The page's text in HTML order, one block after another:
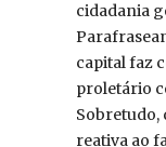
cidadania
capital faz
proletário
Sobretudo,
reativa ao